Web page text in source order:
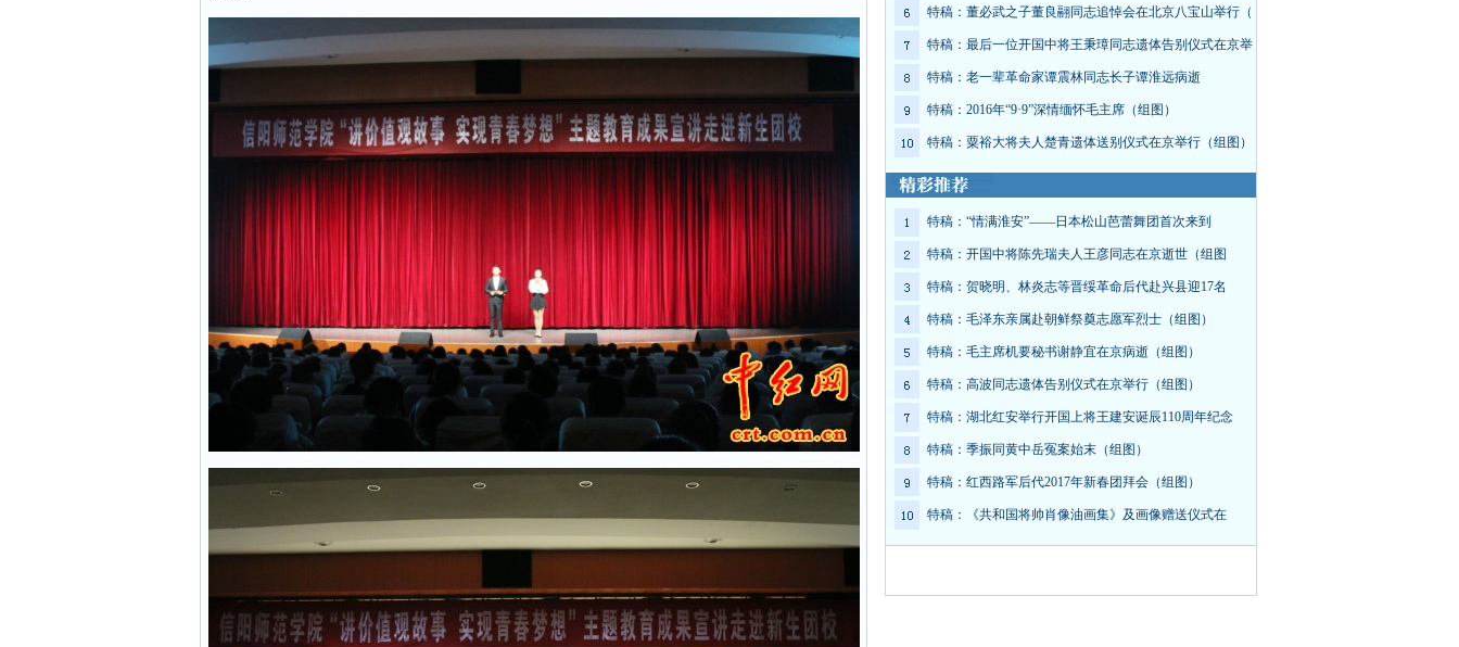
特稿：董必武之子董良翮同志追悼会在北京八宝山举行（
特稿：最后一位开国中将王秉璋同志遗体告别仪式在京举
特稿：老一辈革命家谭震林同志长子谭淮远病逝
特稿：2016年“9·9”深情缅怀毛主席（组图）
特稿：粟裕大将夫人楚青遗体送别仪式在京举行（组图）
特稿：“情满淮安”——日本松山芭蕾舞团首次来到
特稿：开国中将陈先瑞夫人王彦同志在京逝世（组图
特稿：贺晓明、林炎志等晋绥革命后代赴兴县迎17名
特稿：毛泽东亲属赴朝鲜祭奠志愿军烈士（组图）
特稿：毛主席机要秘书谢静宜在京病逝（组图）
特稿：高波同志遗体告别仪式在京举行（组图）
特稿：湖北红安举行开国上将王建安诞辰110周年纪念
特稿：季振同黄中岳冤案始末（组图）
特稿：红西路军后代2017年新春团拜会（组图）
特稿：《共和国将帅肖像油画集》及画像赠送仪式在